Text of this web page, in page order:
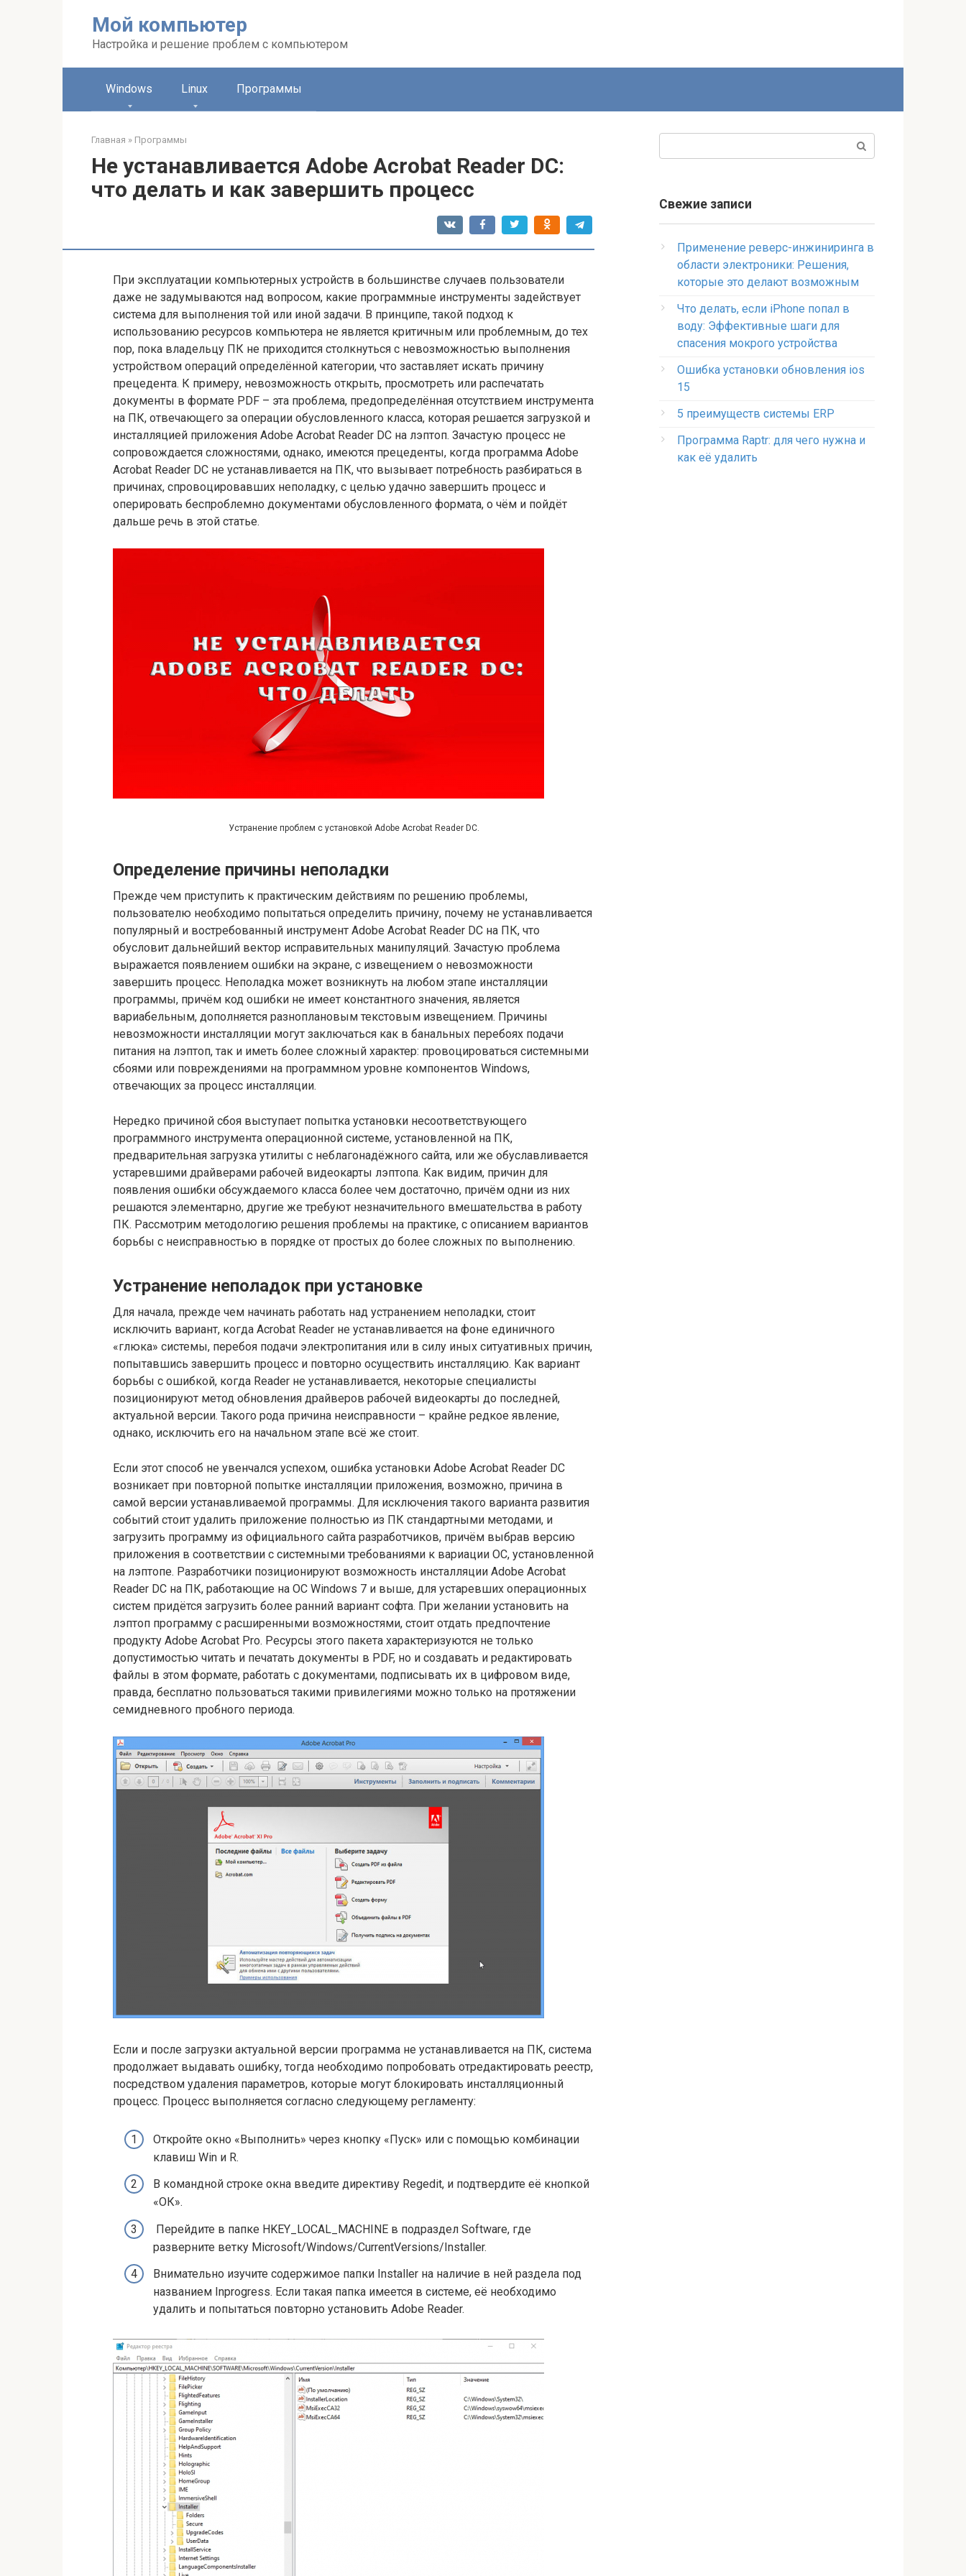
Мой компьютер
Настройка и решение проблем с компьютером
Windows Linux Программы
Главная » Программы
Не устанавливается Adobe Acrobat Reader DC:
что делать и как завершить процесс
При эксплуатации компьютерных устройств в большинстве случаев пользователи
даже не задумываются над вопросом, какие программные инструменты задействует
система для выполнения той или иной задачи. В принципе, такой подход к
использованию ресурсов компьютера не является критичным или проблемным, до тех
пор, пока владельцу ПК не приходится столкнуться с невозможностью выполнения
устройством операций определённой категории, что заставляет искать причину
прецедента. К примеру, невозможность открыть, просмотреть или распечатать
документы в формате PDF – эта проблема, предопределённая отсутствием инструмента
на ПК, отвечающего за операции обусловленного класса, которая решается загрузкой и
инсталляцией приложения Adobe Acrobat Reader DC на лэптоп. Зачастую процесс не
сопровождается сложностями, однако, имеются прецеденты, когда программа Adobe
Acrobat Reader DC не устанавливается на ПК, что вызывает потребность разбираться в
причинах, спровоцировавших неполадку, с целью удачно завершить процесс и
оперировать беспроблемно документами обусловленного формата, о чём и пойдёт
дальше речь в этой статье.
Устранение проблем с установкой Adobe Acrobat Reader DC.
Определение причины неполадки
Прежде чем приступить к практическим действиям по решению проблемы,
пользователю необходимо попытаться определить причину, почему не устанавливается
популярный и востребованный инструмент Adobe Acrobat Reader DC на ПК, что
обусловит дальнейший вектор исправительных манипуляций. Зачастую проблема
выражается появлением ошибки на экране, с извещением о невозможности
завершить процесс. Неполадка может возникнуть на любом этапе инсталляции
программы, причём код ошибки не имеет константного значения, является
вариабельным, дополняется разноплановым текстовым извещением. Причины
невозможности инсталляции могут заключаться как в банальных перебоях подачи
питания на лэптоп, так и иметь более сложный характер: провоцироваться системными
сбоями или повреждениями на программном уровне компонентов Windows,
отвечающих за процесс инсталляции.
Нередко причиной сбоя выступает попытка установки несоответствующего
программного инструмента операционной системе, установленной на ПК,
предварительная загрузка утилиты с неблагонадёжного сайта, или же обуславливается
устаревшими драйверами рабочей видеокарты лэптопа. Как видим, причин для
появления ошибки обсуждаемого класса более чем достаточно, причём одни из них
решаются элементарно, другие же требуют незначительного вмешательства в работу
ПК. Рассмотрим методологию решения проблемы на практике, с описанием вариантов
борьбы с неисправностью в порядке от простых до более сложных по выполнению.
Устранение неполадок при установке
Для начала, прежде чем начинать работать над устранением неполадки, стоит
исключить вариант, когда Acrobat Reader не устанавливается на фоне единичного
«глюка» системы, перебоя подачи электропитания или в силу иных ситуативных причин,
попытавшись завершить процесс и повторно осуществить инсталляцию. Как вариант
борьбы с ошибкой, когда Reader не устанавливается, некоторые специалисты
позиционируют метод обновления драйверов рабочей видеокарты до последней,
актуальной версии. Такого рода причина неисправности – крайне редкое явление,
однако, исключить его на начальном этапе всё же стоит.
Если этот способ не увенчался успехом, ошибка установки Adobe Acrobat Reader DC
возникает при повторной попытке инсталляции приложения, возможно, причина в
самой версии устанавливаемой программы. Для исключения такого варианта развития
событий стоит удалить приложение полностью из ПК стандартными методами, и
загрузить программу из официального сайта разработчиков, причём выбрав версию
приложения в соответствии с системными требованиями к вариации ОС, установленной
на лэптопе. Разработчики позиционируют возможность инсталляции Adobe Acrobat
Reader DC на ПК, работающие на ОС Windows 7 и выше, для устаревших операционных
систем придётся загрузить более ранний вариант софта. При желании установить на
лэптоп программу с расширенными возможностями, стоит отдать предпочтение
продукту Adobe Acrobat Pro. Ресурсы этого пакета характеризуются не только
допустимостью читать и печатать документы в PDF, но и создавать и редактировать
файлы в этом формате, работать с документами, подписывать их в цифровом виде,
правда, бесплатно пользоваться такими привилегиями можно только на протяжении
семидневного пробного периода.
Если и после загрузки актуальной версии программа не устанавливается на ПК, система
продолжает выдавать ошибку, тогда необходимо попробовать отредактировать реестр,
посредством удаления параметров, которые могут блокировать инсталляционный
процесс. Процесс выполняется согласно следующему регламенту:
Откройте окно «Выполнить» через кнопку «Пуск» или с помощью комбинации
клавиш Win и R.
В командной строке окна введите директиву Regedit, и подтвердите её кнопкой
«ОК».
Перейдите в папке HKEY_LOCAL_MACHINE в подраздел Software, где
разверните ветку Microsoft/Windows/CurrentVersions/Installer.
Внимательно изучите содержимое папки Installer на наличие в ней раздела под
названием Inprogress. Если такая папка имеется в системе, её необходимо
удалить и попытаться повторно установить Adobe Reader.
Свежие записи
Применение реверс-инжиниринга в
области электроники: Решения,
которые это делают возможным
Что делать, если iPhone попал в
воду: Эффективные шаги для
спасения мокрого устройства
Ошибка установки обновления ios
15
5 преимуществ системы ERP
Программа Raptr: для чего нужна и
как её удалить